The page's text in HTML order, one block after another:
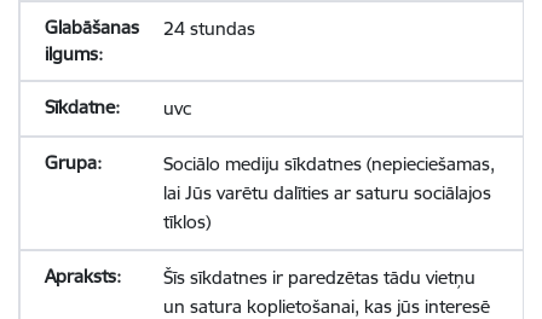
24 stundas
uvc
Sociālo mediju sīkdatnes (nepieciešamas,
lai Jūs varētu dalīties ar saturu sociālajos
tīklos)
Šīs sīkdatnes ir paredzētas tādu vietņu
un satura koplietošanai, kas jūs interesē